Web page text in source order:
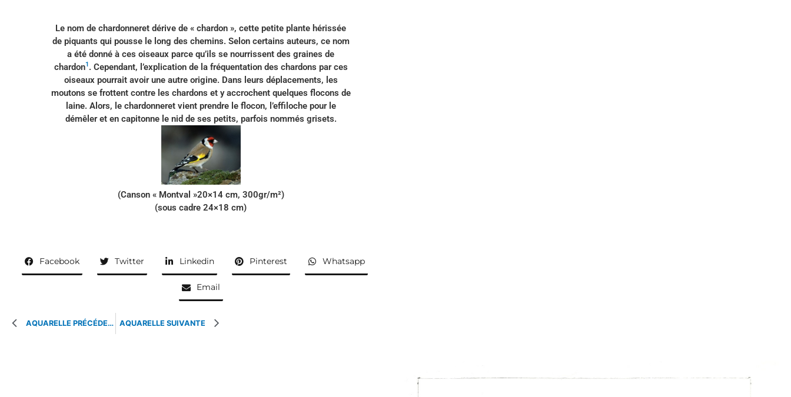
Le nom de chardonneret dérive de « chardon », cette petite plante hérissée
de piquants qui pousse le long des chemins. Selon certains auteurs, ce nom
a été donné à ces oiseaux parce qu’ils se nourrissent des graines de
chardon1. Cependant, l’explication de la fréquentation des chardons par ces
oiseaux pourrait avoir une autre origine. Dans leurs déplacements, les
moutons se frottent contre les chardons et y accrochent quelques flocons de
laine. Alors, le chardonneret vient prendre le flocon, l’effiloche pour le
démêler et en capitonne le nid de ses petits, parfois nommés grisets.
(Canson « Montval »20×14 cm, 300gr/m²)
(sous cadre 24×18 cm)
Facebook Twitter Linkedin Pinterest Whatsapp
Email
AQUARELLE PRÉCÉDENTE AQUARELLE SUIVANTE